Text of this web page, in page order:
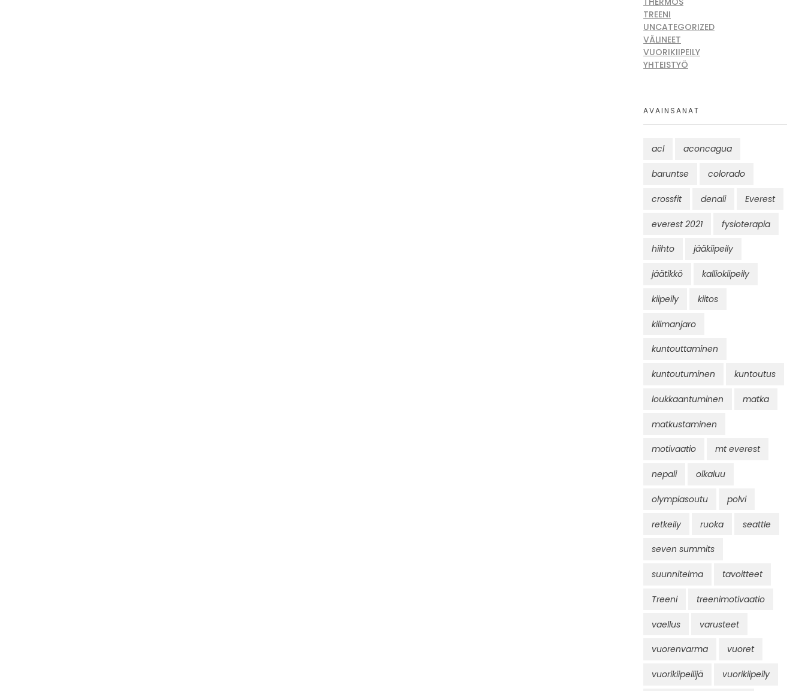
TREENI
UNCATEGORIZED
VÄLINEET
VUORIKIIPEILY
YHTEISTYÖ
AVAINSANAT
acl aconcagua
baruntse colorado
crossfit denali Everest
everest 2021 fysioterapia
hiihto jääkiipeily
jäätikkö kalliokiipeily
kiipeily kiitos
kilimanjaro
kuntouttaminen
kuntoutuminen kuntoutus
loukkaantuminen matka
matkustaminen
motivaatio mt everest
nepali olkaluu
olympiasoutu polvi
retkeily ruoka seattle
seven summits
suunnitelma tavoitteet
Treeni treenimotivaatio
vaellus varusteet
vuorenvarma vuoret
vuorikiipeilijä vuorikiipeily